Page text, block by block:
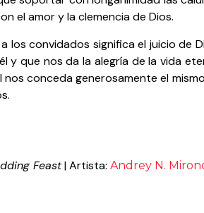
el amor y la clemencia de Dios.
a los convidados significa el juicio
y que nos da la alegría de la vida
nos conceda generosamente el
Feast| Artista: Andrey N.